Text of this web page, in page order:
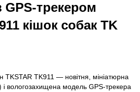
трекером
кішок собак TK
TKSTAR TK911 — новітня, мініатюрна
і вологозахищена модель GPS-трекера